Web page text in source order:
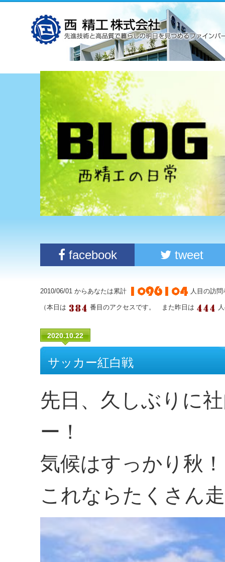
facebook tweet
2010/06/01 からあなたは累計 人目の訪
（本日は 番目のアクセスです。 また昨日は
2020.10.22
サッカー紅白戦
先日、久しぶりに
ー！
気候はすっかり秋！
これならたくさん